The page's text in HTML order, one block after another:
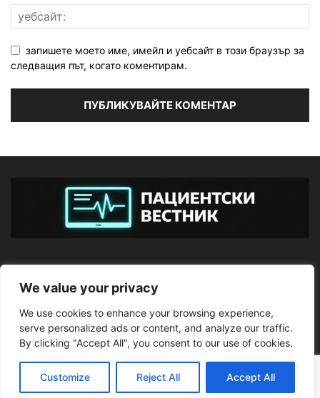
We value your privacy
We use cookies to enhance your browsing experience,
serve personalized ads or content, and analyze our traffic.
By clicking "Accept All", you consent to our use of cookies.
Customize Reject All Accept All
запишете моето име, имейл и уебсайт в този браузър за
следващия път, когато коментирам.
ПОСЛЕДВАЙТЕ НИ